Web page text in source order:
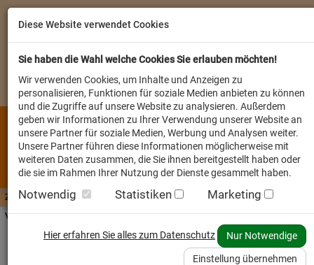
Zutaten A-Z Futterwissen mit Vorrat SPAREN AllesFinder
Service FAQ
Verkäufer vor Ort
Startseite Heimtier Katze Trockenfutter
Diese Website verwendet Cookies
Sie haben die Wahl welche Cookies Sie erlauben möchten!
Wir verwenden Cookies, um Inhalte und Anzeigen zu
personalisieren, Funktionen für soziale Medien anbieten zu können
und die Zugriffe auf unsere Website zu analysieren. Außerdem
geben wir Informationen zu Ihrer Verwendung unserer Website an
unsere Partner für soziale Medien, Werbung und Analysen weiter.
Unsere Partner führen diese Informationen möglicherweise mit
weiteren Daten zusammen, die Sie ihnen bereitgestellt haben oder
die sie im Rahmen Ihrer Nutzung der Dienste gesammelt haben.
Notwendig Statistiken Marketing
Hier erfahren Sie alles zum Datenschutz Nur Notwendige
Einstellung übernehmen